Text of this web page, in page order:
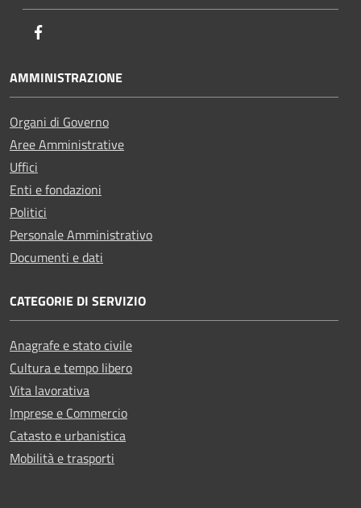
AMMINISTRAZIONE
Organi di Governo
Aree Amministrative
Uffici
Enti e fondazioni
Politici
Personale Amministrativo
Documenti e dati
CATEGORIE DI SERVIZIO
Anagrafe e stato civile
Cultura e tempo libero
Vita lavorativa
Imprese e Commercio
Catasto e urbanistica
Mobilità e trasporti